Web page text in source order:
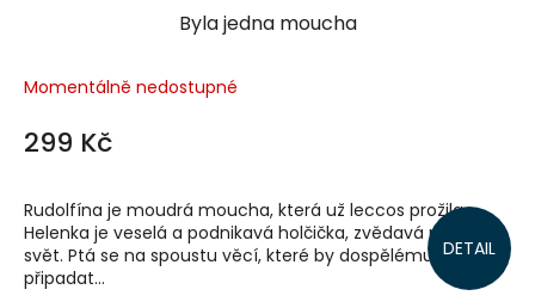
Byla jedna moucha
Momentálně nedostupné
299 Kč
DETAIL
Rudolfína je moudrá moucha, která už leccos prožila.
Helenka je veselá a podnikavá holčička, zvědavá na celý
svět. Ptá se na spoustu věcí, které by dospělému mohly
připadat...